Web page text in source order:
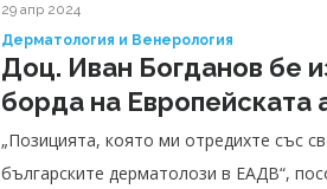
29 апр 2024
Дерматология и Венерология
Доц. Иван Богданов бе
борда на Европейската
„Позицията, която ми отредихте със
българските дерматолози в ЕАДВ“,